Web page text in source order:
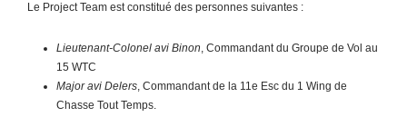
Le Project Team est constitué des personnes suivantes :
Lieutenant-Colonel avi Binon, Commandant du Groupe de Vol au
15 WTC
Major avi Delers, Commandant de la 11e Esc du 1 Wing de
Chasse Tout Temps.